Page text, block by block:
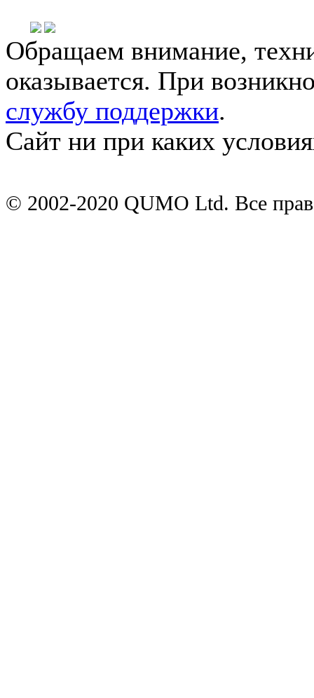
Обращаем внимание,
оказывается. При
службу поддержки.
Сайт ни при каких
© 2002-2020 QUMO Ltd. Все